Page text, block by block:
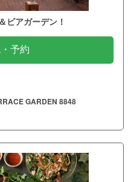
ビアガーデン！
予約
GARDEN 8848